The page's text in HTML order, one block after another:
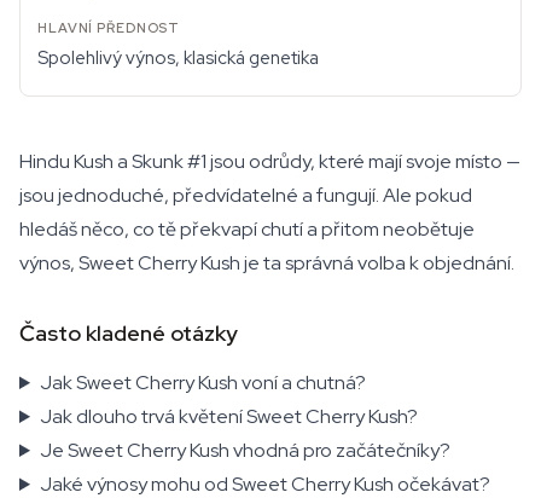
Spolehlivý výnos, klasická genetika
Hindu Kush a Skunk #1 jsou odrůdy, které mají svoje místo —
jsou jednoduché, předvídatelné a fungují. Ale pokud
hledáš něco, co tě překvapí chutí a přitom neobětuje
výnos, Sweet Cherry Kush je ta správná volba k objednání.
Často kladené otázky
Jak Sweet Cherry Kush voní a chutná?
Jak dlouho trvá květení Sweet Cherry Kush?
Je Sweet Cherry Kush vhodná pro začátečníky?
Jaké výnosy mohu od Sweet Cherry Kush očekávat?